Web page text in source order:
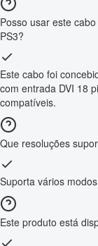
Posso usar este
PS3?
Este cabo foi
com entrada DVI 18
compatíveis.
Que resoluções
Suporta vários
Este produto está